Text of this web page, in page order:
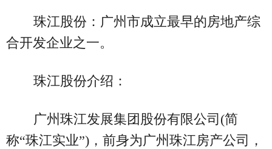
珠江股份：广州市成立最早的房地产综
合开发企业之一。
珠江股份介绍：
广州珠江发展集团股份有限公司(简
称“珠江实业”)，前身为广州珠江房产公司，